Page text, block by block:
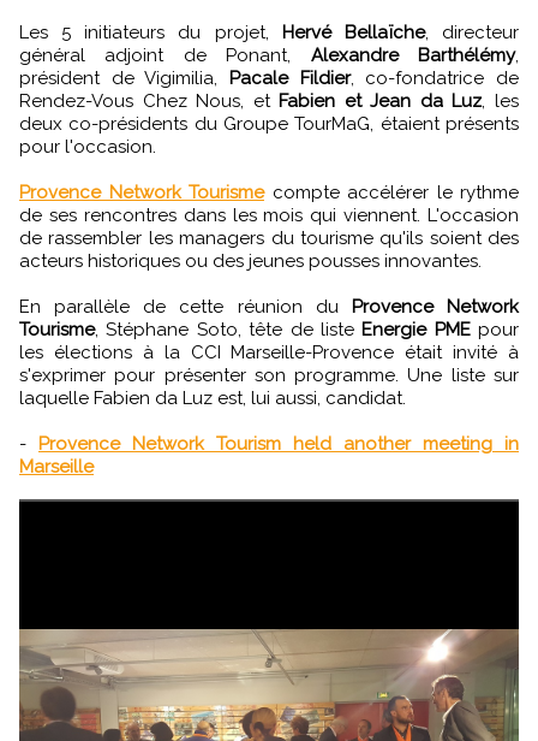
Les 5 initiateurs du projet, Hervé Bellaïche, directeur
général adjoint de Ponant, Alexandre Barthélémy,
président de Vigimilia,
Pacale Fildier, co-fondatrice de
Rendez-Vous Chez Nous, et Fabien et Jean da Luz, les
deux co-présidents du Groupe TourMaG, étaient présents
pour l'occasion.
Provence Network Tourismecompte accélérer le rythme
de ses rencontres dans les mois qui viennent. L'occasion
de rassembler les managers du tourisme qu'ils soient des
acteurs historiques ou des jeunes pousses innovantes.
En parallèle de cette réunion du
Provence Network
Tourisme, Stéphane Soto, tête de liste Energie PMEpour
les élections à la CCI Marseille-Provence était invité à
s'exprimer pour présenter son programme. Une liste sur
laquelle Fabien da Luz est, lui aussi, candidat.
-
Provence Network Tourism held another meeting in
Marseille